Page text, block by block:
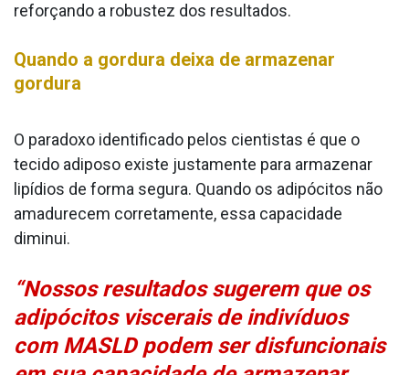
reforçando a robustez dos resultados.
Quando a gordura deixa de armazenar
gordura
O paradoxo identificado pelos cientistas é que o
tecido adiposo existe justamente para armazenar
lipídios de forma segura. Quando os adipócitos não
amadurecem corretamente, essa capacidade
diminui.
“Nossos resultados sugerem que os
adipócitos viscerais de indivíduos
com MASLD podem ser disfuncionais